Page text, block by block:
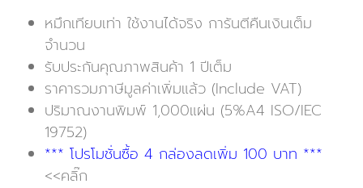
หมึกเทียบเท่า ใช้งานได้จริง การันตีคืนเงินเต็ม
จำนวน
รับประกันคุณภาพสินค้า 1 ปีเต็ม
ราคารวมภาษีมูลค่าเพิ่มแล้ว (Include VAT)
ปริมาณงานพิมพ์ 1,000แผ่น (5%A4 ISO/IEC
19752)
*** โปรโมชั่นซื้อ 4 กล่องลดเพิ่ม 100 บาท ***
<<คลิ๊ก